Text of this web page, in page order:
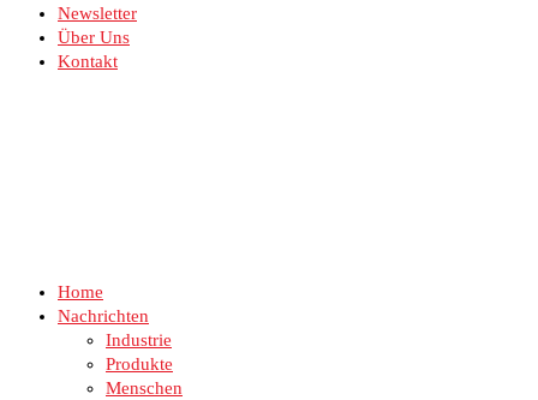
Newsletter
Über Uns
Kontakt
Home
Nachrichten
Industrie
Produkte
Menschen